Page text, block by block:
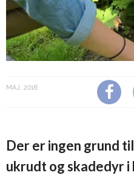
MAJ, 2018
Der er ingen grund
ukrudt og skadedyr i